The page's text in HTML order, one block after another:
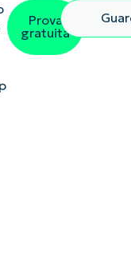
Prova
gratuita